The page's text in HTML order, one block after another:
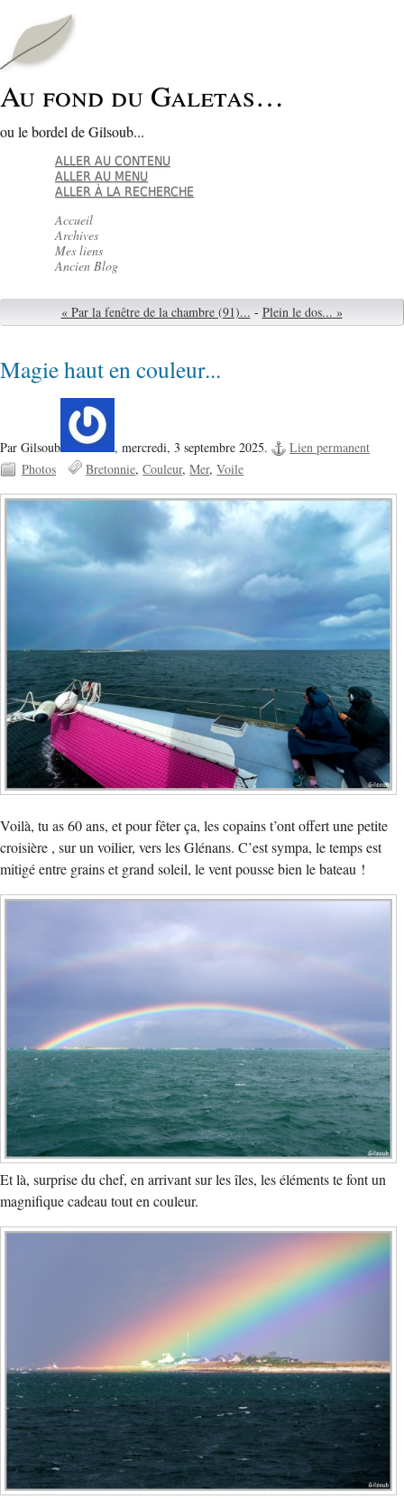
Au fond du Galetas…
ou le bordel de Gilsoub...
ALLER AU CONTENU
ALLER AU MENU
ALLER À LA RECHERCHE
Accueil
Archives
Mes liens
Ancien Blog
« Par la fenêtre de la chambre (91)... - Plein le dos... »
Magie haut en couleur...
Par Gilsoub , mercredi, 3 septembre 2025.
Lien permanent
Photos
Bretonnie Couleur Mer Voile
Voilà, tu as 60 ans, et pour fêter ça, les copains t’ont offert une petite
croisière , sur un voilier, vers les Glénans. C’est sympa, le temps est
mitigé entre grains et grand soleil, le vent pousse bien le bateau !
Et là, surprise du chef, en arrivant sur les îles, les éléments te font un
magnifique cadeau tout en couleur.